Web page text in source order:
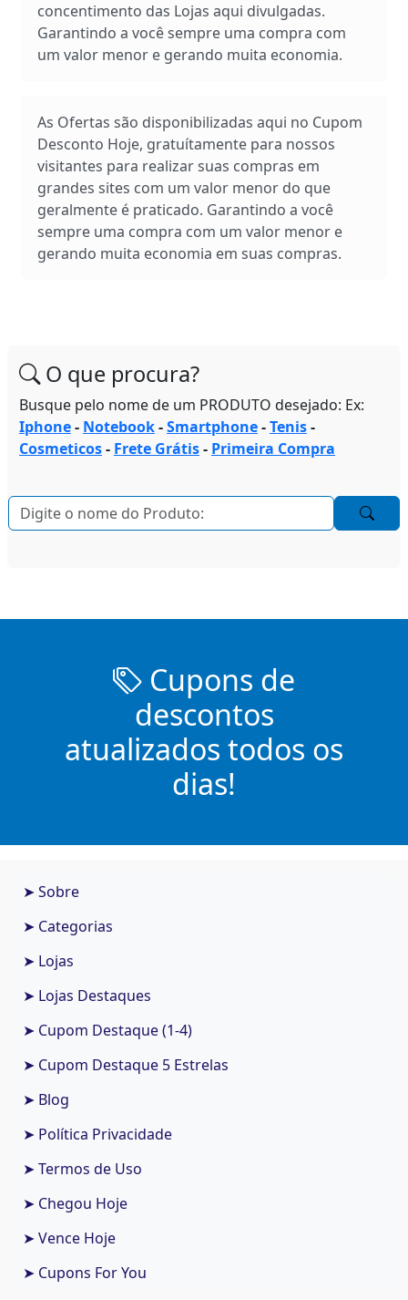
concentimento das Lojas aqui divulgadas.
Garantindo a você sempre uma compra com
um valor menor e gerando muita economia.
As Ofertas são disponibilizadas aqui no Cupom
Desconto Hoje, gratuítamente para nossos
visitantes para realizar suas compras em
grandes sites com um valor menor do que
geralmente é praticado. Garantindo a você
sempre uma compra com um valor menor e
gerando muita economia em suas compras.
O que procura?
Busque pelo nome de um PRODUTO desejado: Ex:
Iphone- Notebook-Smartphone-Tenis-
Cosmeticos- Frete Grátis- Primeira Compra
Cupons de
descontos
atualizados todos os
dias!
➤ Sobre
➤ Categorias
➤ Lojas
➤ Lojas Destaques
➤ Cupom Destaque (1-4)
➤ Cupom Destaque 5 Estrelas
➤ Blog
➤ Política Privacidade
➤ Termos de Uso
➤ Chegou Hoje
➤ Vence Hoje
➤ Cupons For You